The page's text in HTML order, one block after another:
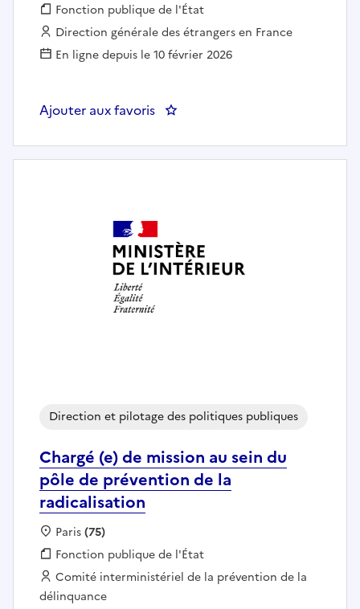
Fonction publique :
Fonction publique de l'État
Employeur :
Direction générale des étrangers en France
En ligne depuis le 10 février 2026
Ajouter aux favoris : DGEF - Chargé-e de mission
Chargé (e) de mission au sein du
pôle de prévention de la
radicalisation
Direction et pilotage des politiques publiques
Localisation :
Paris(75)
Fonction publique :
Fonction publique de l'État
Employeur :
Comité interministériel de la prévention de la
délinquance